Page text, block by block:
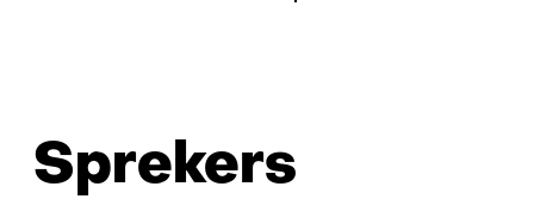
Sprekers